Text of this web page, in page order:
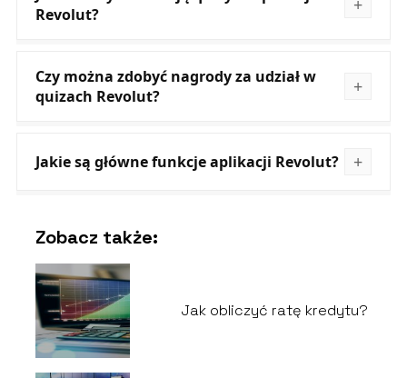
Revolut?
Czy można zdobyć nagrody za udział w
quizach Revolut?
Jakie są główne funkcje aplikacji Revolut?
Zobacz także:
Jak obliczyć ratę kredytu?